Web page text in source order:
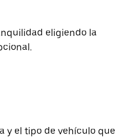
eligiendo la
y el tipo de vehículo que